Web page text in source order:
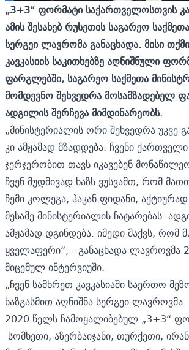
„3+3“ ფორმატი საქართველოსთვის
ამის შესახებ რუსეთის საგარეო
სერგეი ლავრომა განაცხადა. მისი
კავკასიის საკითხებზე აღნიშნული
ფარგლებში, საგარეო საქმეთა
მომდევნო შეხვედრა მოსამზადებელ
ადგილის შერჩევა მიმდინარეობს.
„მინისტერიალის ორი შეხვედრა უკვე
კი ამჟამად მზადდება. ჩვენი
ჯერჯერობით თავს იკავებენ
ჩვენ მუდმივად ხაზს ვუსვამთ, რომ
ჩემი კოლეგა, ჰაკან ფიდანი,
მესამე მინისტერიალის ჩატარებას.
ამჟამად დგინდება. იმედი მაქვს, რომ
ყველაფერი“, - განაცხადა ლავროვმა
მიცემულ ინტერვიუში.
„ჩვენ სამხრეთ კავკასიაში საერთო
ხაზგასმით აღნიშნა სერგეი ლავროვმა.
2020 წელს ჩამოყალიბებულ „3+3“
სომხეთი, აზერბაიჯანი, თურქეთი,